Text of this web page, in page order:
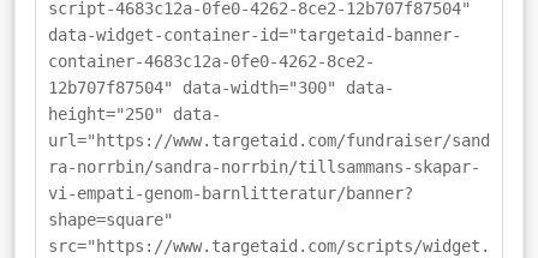
script-4683c12a-0fe0-4262-8ce2-12b707f87504"
data-widget-container-id="targetaid-banner-
container-4683c12a-0fe0-4262-8ce2-
12b707f87504" data-width="300" data-
height="250" data-
url="https://www.targetaid.com/fundraiser/sand
ra-norrbin/sandra-norrbin/tillsammans-skapar-
vi-empati-genom-barnlitteratur/banner?
shape=square"
src="https://www.targetaid.com/scripts/widget.